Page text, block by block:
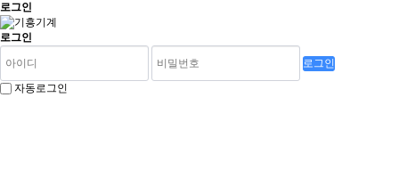
로그인
로그인
로그인
자동로그인